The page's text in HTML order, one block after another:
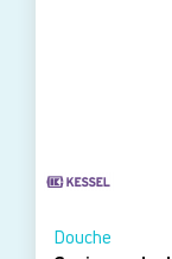
Douche